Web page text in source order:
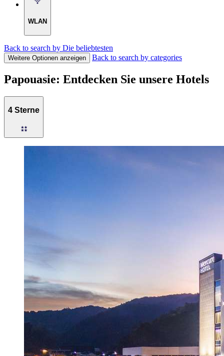
WLAN
Back to search by Die beliebtesten
Weitere Optionen anzeigen Back to search by categories
Papouasie: Entdecken Sie unsere Hotels
4 Sterne